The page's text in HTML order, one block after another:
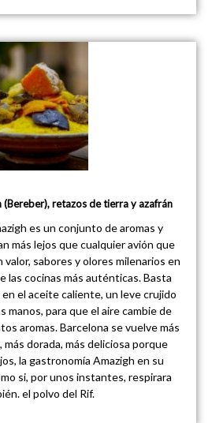
retazos de tierra y azafrán
es un conjunto de aromas y
más lejos que cualquier avión que
sabores y olores milenarios en
las cocinas más auténticas. Basta
el aceite caliente, un leve crujido
manos, para que el aire cambie de
aromas. Barcelona se vuelve más
más dorada, más deliciosa porque
la gastronomía Amazigh en su
si, por unos instantes, respirara
el polvo del Rif.